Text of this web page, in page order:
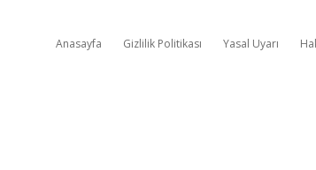
Anasayfa Gizlilik Politikası Yasal Uyarı